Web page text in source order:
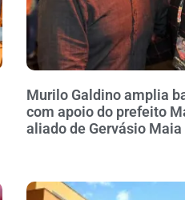
Murilo Galdino amplia
com apoio do prefeito
aliado de Gervásio Maia